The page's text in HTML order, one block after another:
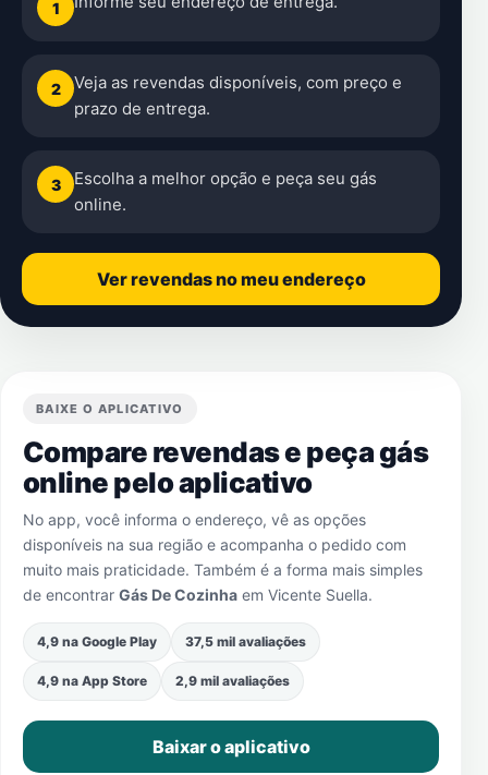
1
2
Veja as revendas disponíveis, com preço e
prazo de entrega.
3
Escolha a melhor opção e peça seu gás
online.
Ver revendas no meu endereço
BAIXE O APLICATIVO
Compare revendas e peça gás
online pelo aplicativo
No app, você informa o endereço, vê as opções
disponíveis na sua região e acompanha o pedido com
muito mais praticidade. Também é a forma mais simples
de encontrar Gás De Cozinha em Vicente Suella.
4,9 na Google Play 37,5 mil avaliações
4,9 na App Store 2,9 mil avaliações
Baixar o aplicativo